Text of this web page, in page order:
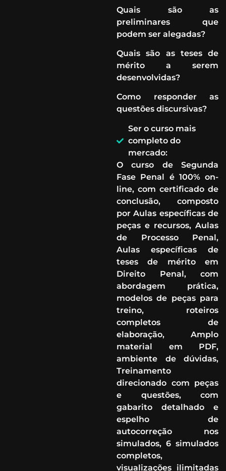
Quais são as
preliminares que
podem ser alegadas?
Quais são as teses de
mérito a serem
desenvolvidas?
Como responder as
questões discursivas?
Ser o curso mais
completo do
mercado:
O curso de Segunda
Fase Penal é 100% on-
line, com certificado de
conclusão, composto
por Aulas específicas de
peças e recursos, Aulas
de Processo Penal,
Aulas específicas de
teses de mérito em
Direito Penal, com
abordagem prática,
modelos de peças para
treino, roteiros
completos de
elaboração, Amplo
material em PDF,
ambiente de dúvidas,
Treinamento
direcionado com peças
e questões, com
gabarito detalhado e
espelho de
autocorreção nos
simulados, 6 simulados
completos,
visualizações ilimitadas